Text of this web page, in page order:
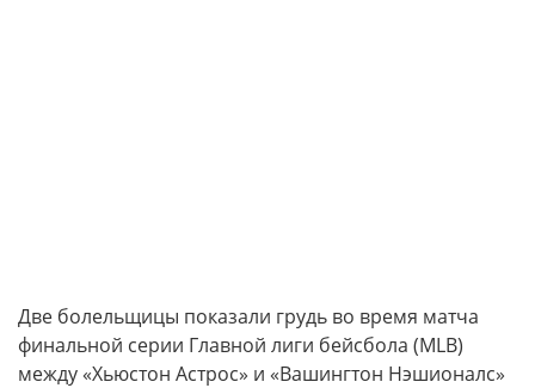
Две болельщицы показали грудь во время матча
финальной серии Главной лиги бейсбола (MLB)
между «Хьюстон Астрос» и «Вашингтон Нэшионалс»